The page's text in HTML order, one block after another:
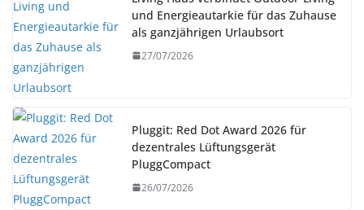
und Energieautarkie für das Zuhause
als ganzjährigen Urlaubsort
27/07/2026
Pluggit: Red Dot Award 2026 für
dezentrales Lüftungsgerät
PluggCompact
26/07/2026